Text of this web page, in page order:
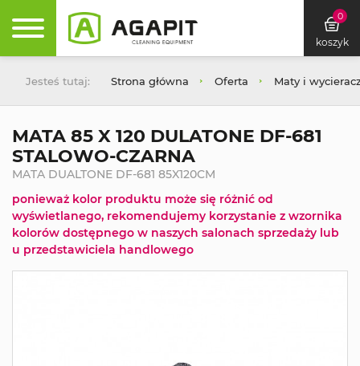
0
koszyk
Jesteś tutaj: Strona główna Oferta Maty i
MATA 85 X 120 DULATONE DF-681
STALOWO-CZARNA
MATA DUALTONE DF-681 85X120CM
ponieważ kolor produktu może się różnić od
wyświetlanego, rekomendujemy korzystanie z wzornika
kolorów dostępnego w naszych salonach sprzedaży lub
u przedstawiciela handlowego